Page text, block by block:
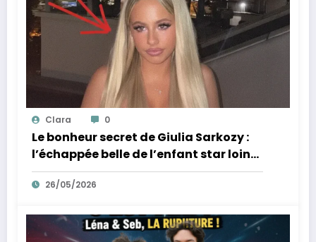
Clara 0
Le bonheur secret de Giulia Sarkozy :
l’échappée belle de l’enfant star loin
des tumultes familiaux.
26/05/2026